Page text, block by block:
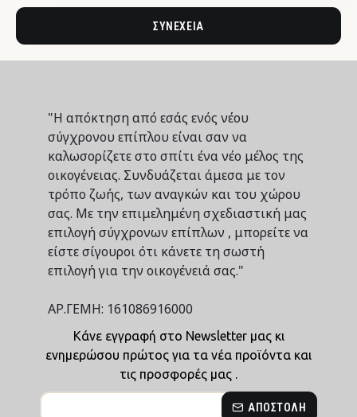
ΣΥΝΈΧΕΙΑ
"Η απόκτηση από εσάς ενός νέου
σύγχρονου επίπλου είναι σαν να
καλωσορίζετε στο σπίτι ένα νέο μέλος της
οικογένειας. Συνδυάζεται άμεσα με τον
τρόπο ζωής, των αναγκών και του χώρου
σας. Με την επιμελημένη σχεδιαστική μας
επιλογή σύγχρονων επίπλων , μπορείτε να
είστε σίγουροι ότι κάνετε τη σωστή
επιλογή για την οικογένειά σας."
ΑΡ.ΓΕΜΗ: 161086916000
Κάνε εγγραφή στο Newsletter μας κι
ενημερώσου πρώτος για τα νέα προϊόντα και
τις προσφορές μας .
ΑΠΟΣΤΟΛΉ